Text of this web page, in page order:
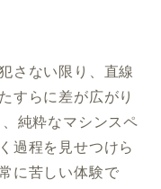
さない限り、直線
すらに差が広がり
純粋なマシンスペ
過程を見せつけら
に苦しい体験で